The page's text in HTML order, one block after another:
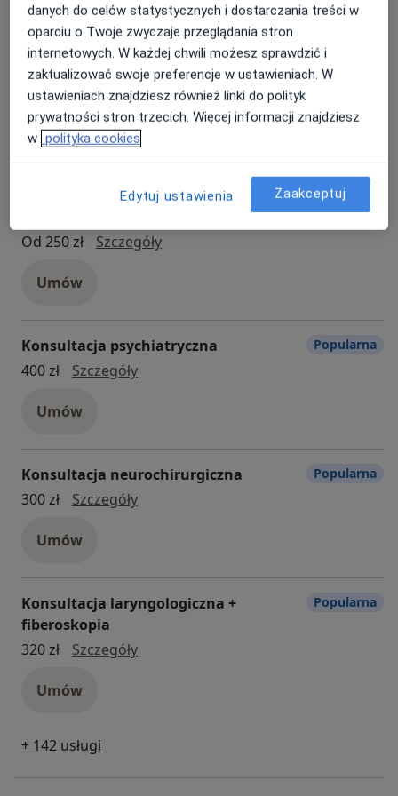
Wszystkie
Konsultacja laryngologiczna
270 zł
Szczegóły konsultacja laryngologiczna
Umów
Od 250 zł
Szczegółykonsultacja dermatologiczna
Umów
Popularna
Konsultacja psychiatryczna
400 zł
Szczegółykonsultacja psychiatryczna
Umów
Popularna
Konsultacja neurochirurgiczna
300 zł
Szczegółykonsultacja neurochirurgiczna
Umów
Popularna
Konsultacja laryngologiczna +
fiberoskopia
320 zł
SzczegółyKonsultacja laryngologiczna +
Umów
Popularna
+ 142 usługi
danych do celów statystycznych i dostarczania treści w
oparciu o Twoje zwyczaje przeglądania stron
internetowych. W każdej chwili możesz sprawdzić i
zaktualizować swoje preferencje w ustawieniach. W
ustawieniach znajdziesz również linki do polityk
prywatności stron trzecich. Więcej informacji znajdziesz
w polityka cookies
Edytuj ustawienia Zaakceptuj